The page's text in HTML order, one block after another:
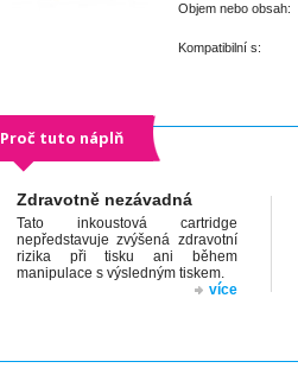
Objem nebo obsah:
Kompatibilní s:
Proč tuto náplň
Zdravotně nezávadná
Tato inkoustová cartridge
nepředstavuje zvýšená zdravotní
rizika při tisku ani během
manipulace s výsledným tiskem.
více